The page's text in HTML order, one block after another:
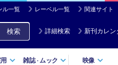
ル一覧 レーベル一覧 関連サイト
検索 詳細検索 新刊カレン
雑誌・ ムック 映像